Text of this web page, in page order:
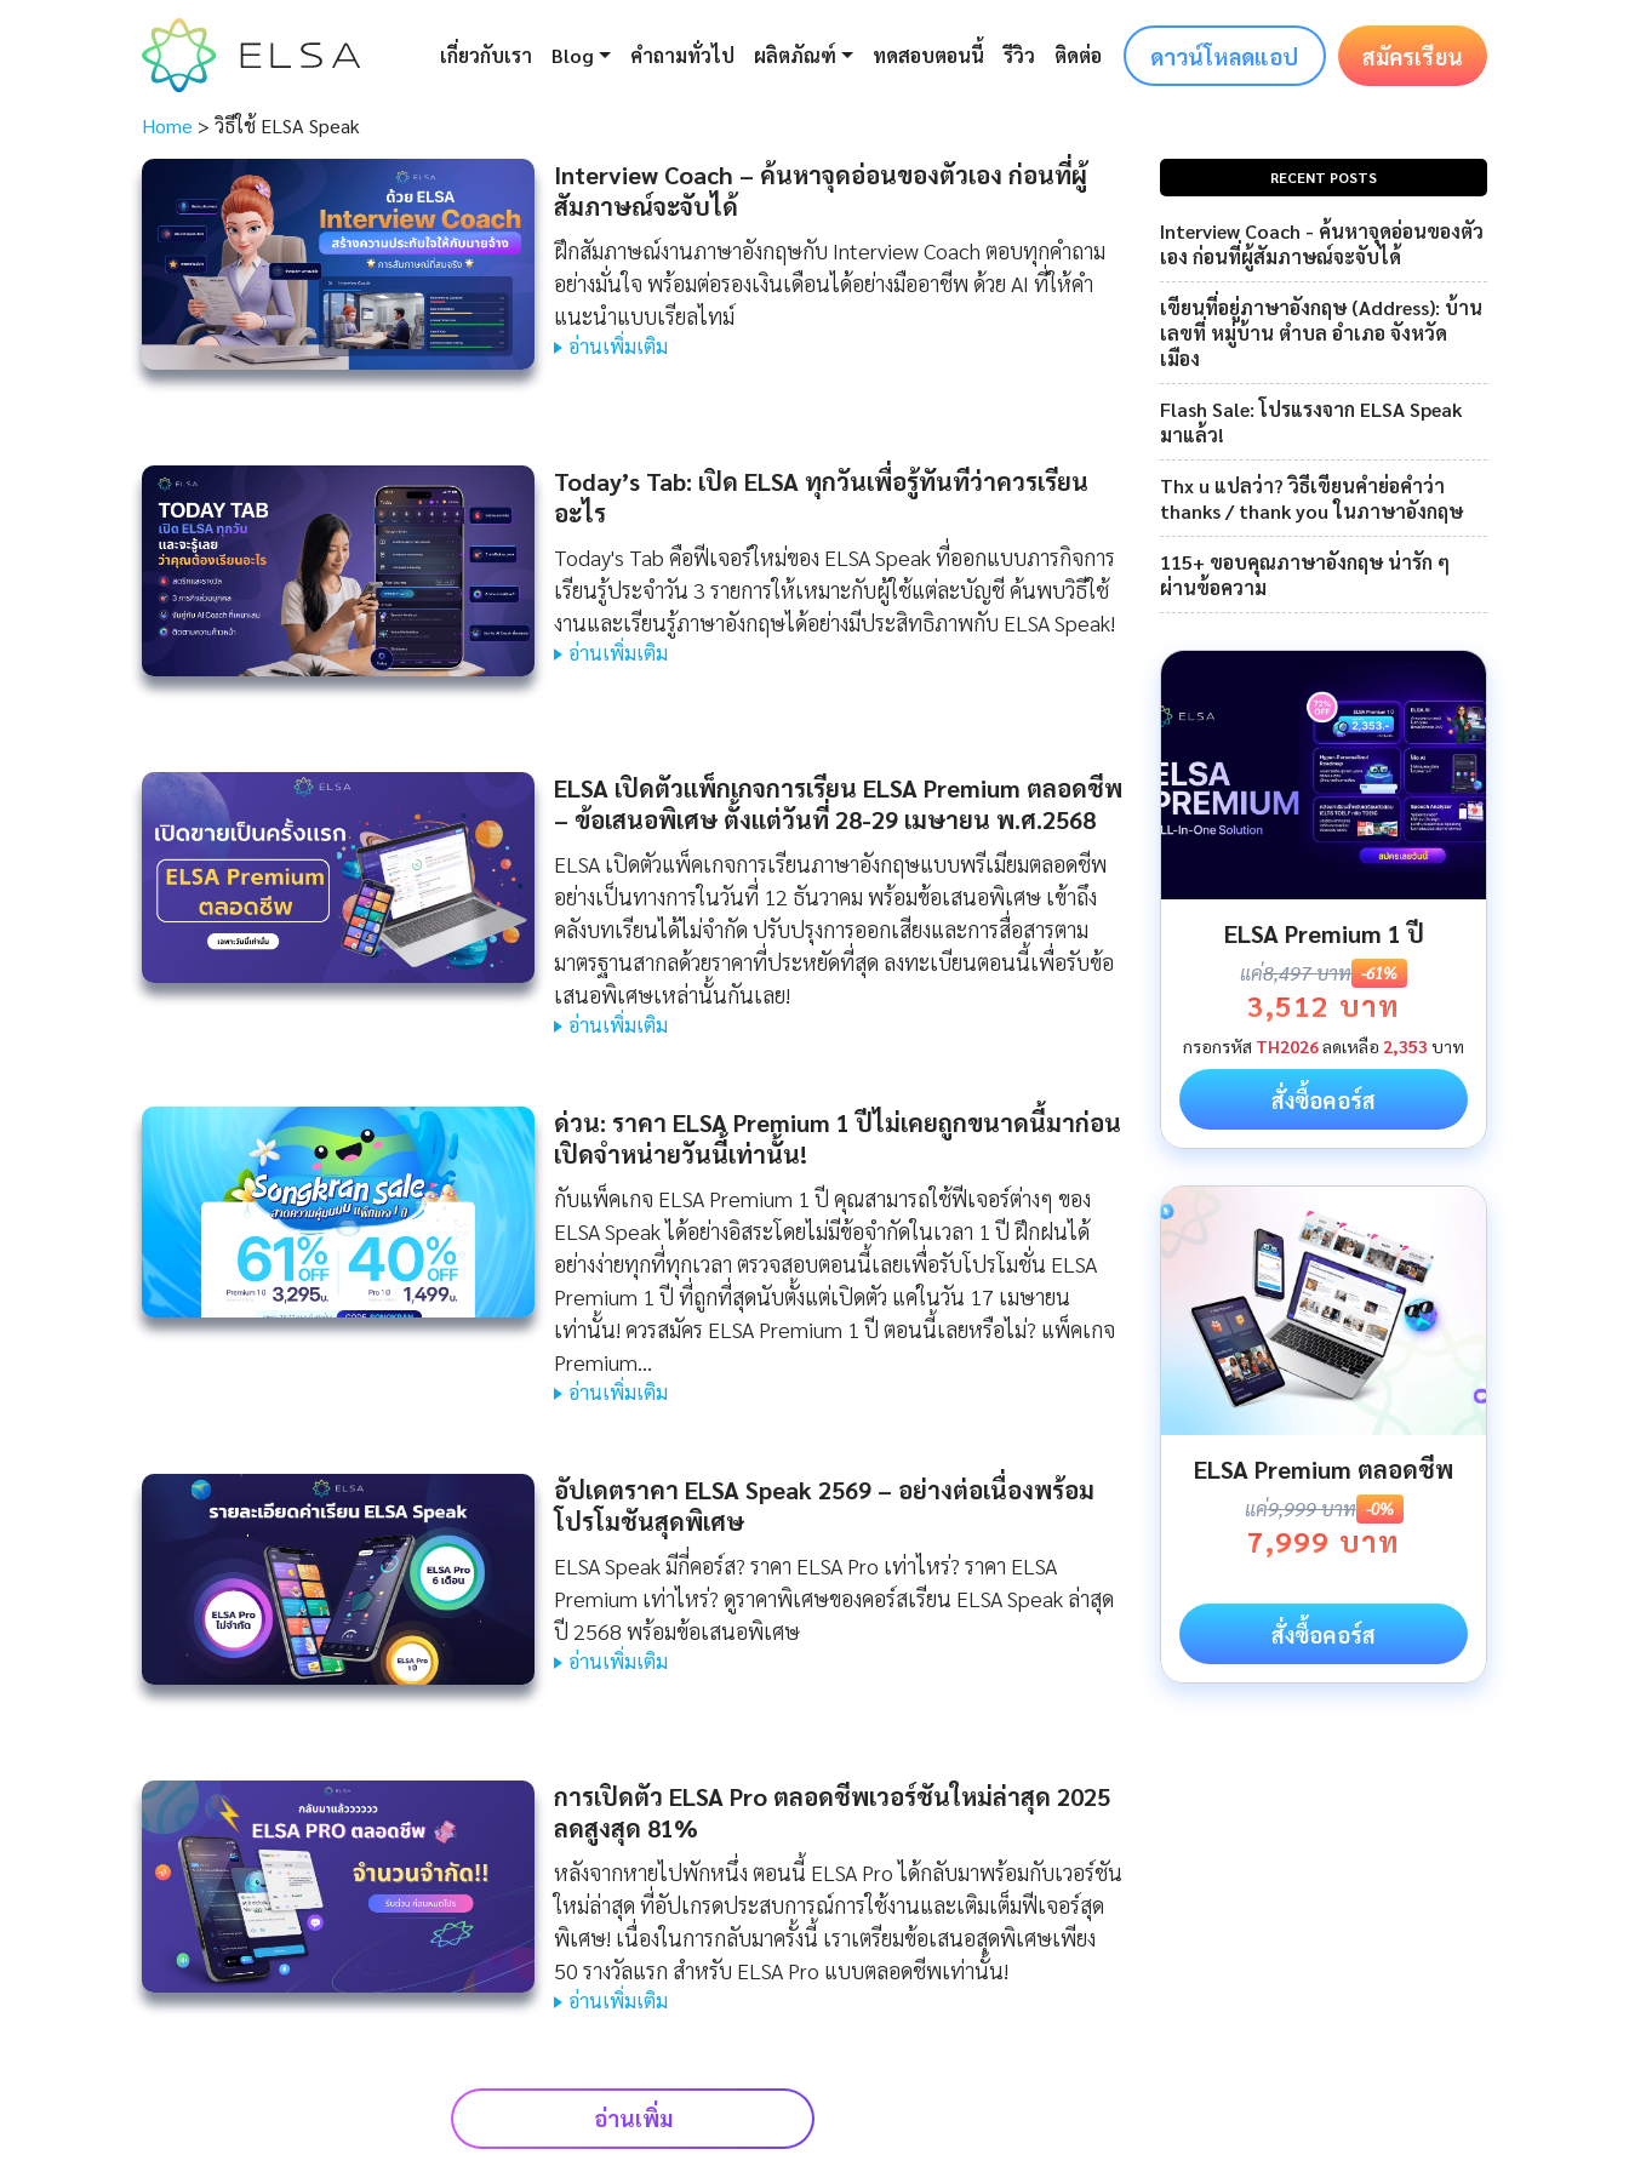
เกี่ยวกับเรา Blog คำถามทั่วไป ผลิตภัณฑ์ ทดสอบตอนนี้ รีวิว ติดต่อ ดาวน์โหลดแอป สมัครเรียน
Home > วิธีใช้ ELSA Speak
Interview Coach – ค้นหาจุดอ่อนของตัวเอง ก่อนที่ผู้
สัมภาษณ์จะจับได้
ฝึกสัมภาษณ์งานภาษาอังกฤษกับ Interview Coach ตอบทุกคำถาม
อย่างมั่นใจ พร้อมต่อรองเงินเดือนได้อย่างมืออาชีพ ด้วย AI ที่ให้คำ
แนะนำแบบเรียลไทม์
อ่านเพิ่มเติม
Today’s Tab: เปิด ELSA ทุกวันเพื่อรู้ทันทีว่าควรเรียน
อะไร
Today's Tab คือฟีเจอร์ใหม่ของ ELSA Speak ที่ออกแบบภารกิจการ
เรียนรู้ประจำวัน 3 รายการให้เหมาะกับผู้ใช้แต่ละบัญชี ค้นพบวิธีใช้
งานและเรียนรู้ภาษาอังกฤษได้อย่างมีประสิทธิภาพกับ ELSA Speak!
อ่านเพิ่มเติม
ELSA เปิดตัวแพ็กเกจการเรียน ELSA Premium ตลอดชีพ
– ข้อเสนอพิเศษ ตั้งแต่วันที่ 28-29 เมษายน พ.ศ.2568
ELSA เปิดตัวแพ็คเกจการเรียนภาษาอังกฤษแบบพรีเมียมตลอดชีพ
อย่างเป็นทางการในวันที่ 12 ธันวาคม พร้อมข้อเสนอพิเศษ เข้าถึง
คลังบทเรียนได้ไม่จำกัด ปรับปรุงการออกเสียงและการสื่อสารตาม
มาตรฐานสากลด้วยราคาที่ประหยัดที่สุด ลงทะเบียนตอนนี้เพื่อรับข้อ
เสนอพิเศษเหล่านั้นกันเลย!
อ่านเพิ่มเติม
ด่วน: ราคา ELSA Premium 1 ปีไม่เคยถูกขนาดนี้มาก่อน
เปิดจำหน่ายวันนี้เท่านั้น!
กับแพ็คเกจ ELSA Premium 1 ปี คุณสามารถใช้ฟีเจอร์ต่างๆ ของ
ELSA Speak ได้อย่างอิสระโดยไม่มีข้อจำกัดในเวลา 1 ปี ฝึกฝนได้
อย่างง่ายทุกที่ทุกเวลา ตรวจสอบตอนนี้เลยเพื่อรับโปรโมชั่น ELSA
Premium 1 ปี ที่ถูกที่สุดนับตั้งแต่เปิดตัว แค่ในวัน 17 เมษายน
เท่านั้น! ควรสมัคร ELSA Premium 1 ปี ตอนนี้เลยหรือไม่? แพ็คเกจ
Premium…
อ่านเพิ่มเติม
อัปเดตราคา ELSA Speak 2569 – อย่างต่อเนื่องพร้อม
โปรโมชันสุดพิเศษ
ELSA Speak มีกี่คอร์ส? ราคา ELSA Pro เท่าไหร่? ราคา ELSA
Premium เท่าไหร่? ดูราคาพิเศษของคอร์สเรียน ELSA Speak ล่าสุด
ปี 2568 พร้อมข้อเสนอพิเศษ
อ่านเพิ่มเติม
การเปิดตัว ELSA Pro ตลอดชีพเวอร์ชันใหม่ล่าสุด 2025
ลดสูงสุด 81%
หลังจากหายไปพักหนึ่ง ตอนนี้ ELSA Pro ได้กลับมาพร้อมกับเวอร์ชัน
ใหม่ล่าสุด ที่อัปเกรดประสบการณ์การใช้งานและเติมเต็มฟีเจอร์สุด
พิเศษ! เนื่องในการกลับมาครั้งนี้ เราเตรียมข้อเสนอสุดพิเศษเพียง
50 รางวัลแรก สำหรับ ELSA Pro แบบตลอดชีพเท่านั้น!
อ่านเพิ่มเติม
อ่านเพิ่ม
RECENT POSTS
Interview Coach - ค้นหาจุดอ่อนของตัว
เอง ก่อนที่ผู้สัมภาษณ์จะจับได้
เขียนที่อยู่ภาษาอังกฤษ (Address): บ้าน
เลขที่ หมู่บ้าน ตำบล อำเภอ จังหวัด
เมือง
Flash Sale: โปรแรงจาก ELSA Speak
มาแล้ว!
Thx u แปลว่า? วิธีเขียนคำย่อคำว่า
thanks / thank you ในภาษาอังกฤษ
115+ ขอบคุณภาษาอังกฤษ น่ารัก ๆ
ผ่านข้อความ
ELSA Premium 1 ปี
แค่8,497 บาท -61%
3,512 บาท
กรอกรหัส TH2026ลดเหลือ 2,353 บาท
สั่งซื้อคอร์ส
ELSA Premium ตลอดชีพ
แค่9,999 บาท -0%
7,999 บาท
สั่งซื้อคอร์ส